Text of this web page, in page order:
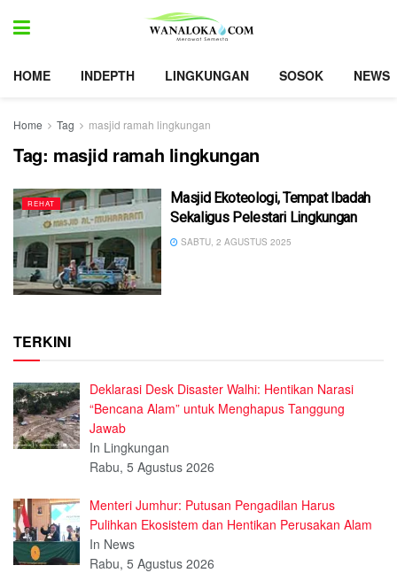
HOME INDEPTH LINGKUNGAN SOSOK NEWS
Home Tag masjid ramah lingkungan
Tag: masjid ramah lingkungan
REHAT
Masjid Ekoteologi, Tempat Ibadah
Sekaligus Pelestari Lingkungan
SABTU, 2 AGUSTUS 2025
TERKINI
Deklarasi Desk Disaster Walhi: Hentikan Narasi
“Bencana Alam” untuk Menghapus Tanggung
Jawab
In Lingkungan
Rabu, 5 Agustus 2026
Menteri Jumhur: Putusan Pengadilan Harus
Pulihkan Ekosistem dan Hentikan Perusakan Alam
In News
Rabu, 5 Agustus 2026